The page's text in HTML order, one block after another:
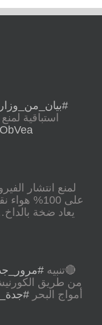
استباقية
لمنع انتشار
على 100%
يعاد ضخة
🔴تنبيه
من طريق
أمواج البحر